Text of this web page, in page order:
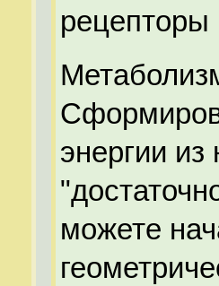
рецепторы
энергии
можете